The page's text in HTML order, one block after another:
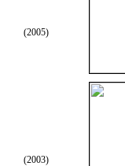
(2005)
(2003)